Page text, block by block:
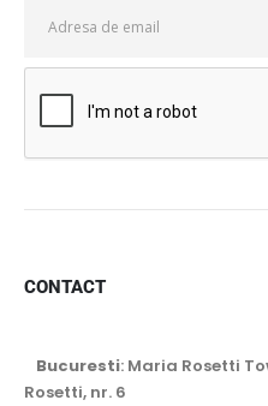
CONTACT
Bucuresti: Maria Rosetti
Rosetti, nr. 6